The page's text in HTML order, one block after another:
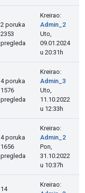
2 poruka
2353
pregleda
Kreirao:
Admin_2
Uto,
09.01.2024
u 20:31h
4 poruka
1576
pregleda
Kreirao:
Admin_3
Uto,
11.10.2022
u 12:33h
4 poruka
1656
pregleda
Kreirao:
Admin_2
Pon,
31.10.2022
u 10:37h
14
Kreirao: